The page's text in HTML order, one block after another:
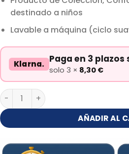
destinado a niños
Lavable a máquina (ciclo
Klarna. Paga en 3
solo 3 × 8,30 €
Lucario Peluche cantidad
AÑADIR AL